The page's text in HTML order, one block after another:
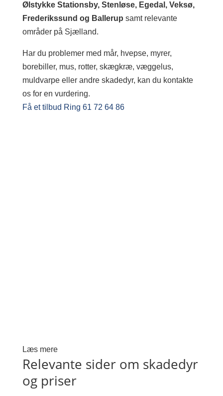
Ølstykke Stationsby, Stenløse, Egedal, Veksø,
Frederikssund og Ballerup samt relevante
områder på Sjælland.
Har du problemer med mår, hvepse, myrer,
borebiller, mus, rotter, skægkræ, væggelus,
muldvarpe eller andre skadedyr, kan du kontakte
os for en vurdering.
Få et tilbud Ring 61 72 64 86
Læs mere
Relevante sider om skadedyr
og priser